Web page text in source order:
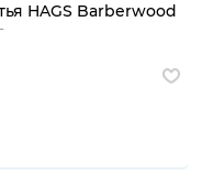
HAGS Barberwood